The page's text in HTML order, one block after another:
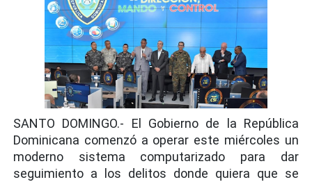
SANTO DOMINGO.- El Gobierno de la República
Dominicana comenzó a operar este miércoles un
moderno sistema computarizado para dar
seguimiento a los delitos donde quiera que se